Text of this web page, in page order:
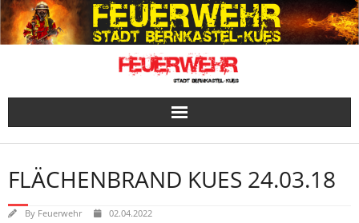
Skip
to
content
FLÄCHENBRAND KUES 24.03.18
By Feuerwehr 02.04.2022